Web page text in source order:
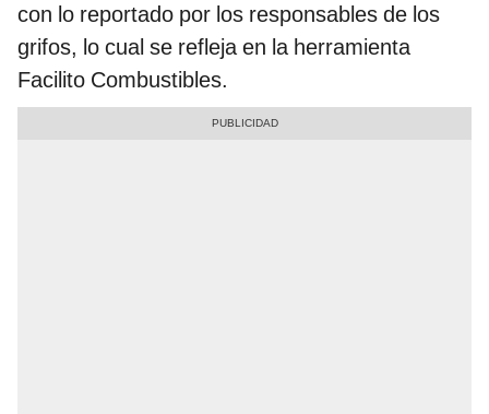
con lo reportado por los responsables de los
grifos, lo cual se refleja en la herramienta
Facilito Combustibles.